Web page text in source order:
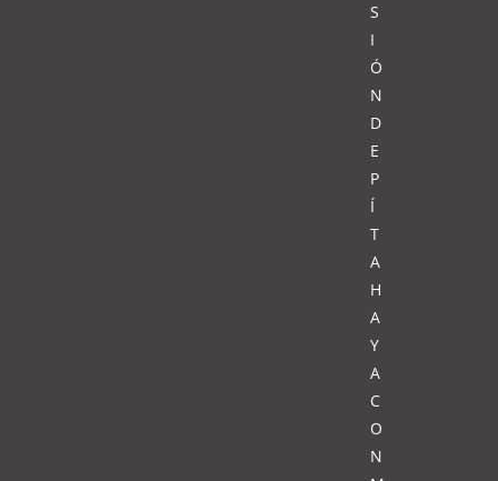
S
I
Ó
N
D
E
P
Í
T
A
H
A
Y
A
C
O
N